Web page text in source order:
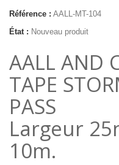
Référence : AALL-MT-104
État : Nouveau produit
AALL AND
TAPE
PASS
Largeur
10m.